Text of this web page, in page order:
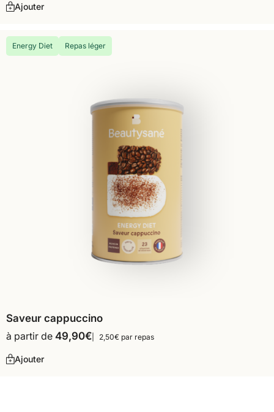
Ajouter
Energy Diet Repas léger
Saveur cappuccino
à partir de 49,90€ 2,50€ par repas
Ajouter